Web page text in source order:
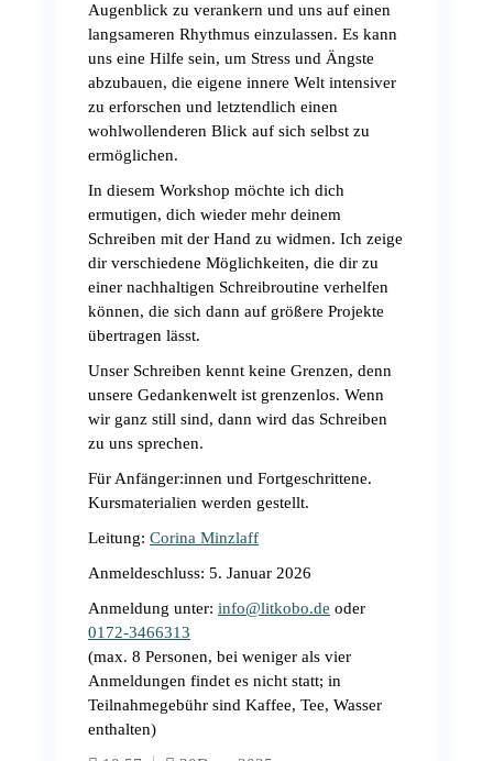
Augenblick zu verankern und uns auf einen
langsameren Rhythmus einzulassen. Es kann
uns eine Hilfe sein, um Stress und Ängste
abzubauen, die eigene innere Welt intensiver
zu erforschen und letztendlich einen
wohlwollenderen Blick auf sich selbst zu
ermöglichen.
In diesem Workshop möchte ich dich
ermutigen, dich wieder mehr deinem
Schreiben mit der Hand zu widmen. Ich zeige
dir verschiedene Möglichkeiten, die dir zu
einer nachhaltigen Schreibroutine verhelfen
können, die sich dann auf größere Projekte
übertragen lässt.
Unser Schreiben kennt keine Grenzen, denn
unsere Gedankenwelt ist grenzenlos. Wenn
wir ganz still sind, dann wird das Schreiben
zu uns sprechen.
Für Anfänger:innen und Fortgeschrittene.
Kursmaterialien werden gestellt.
Leitung: Corina Minzlaff
Anmeldeschluss: 5. Januar 2026
Anmeldung unter: info@litkobo.de oder
0172-3466313
(max. 8 Personen, bei weniger als vier
Anmeldungen findet es nicht statt; in
Teilnahmegebühr sind Kaffee, Tee, Wasser
enthalten)